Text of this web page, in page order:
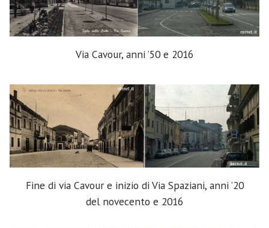
Via Cavour, anni ’50 e 2016
Fine di via Cavour e inizio di Via Spaziani, anni ’20
del novecento e 2016